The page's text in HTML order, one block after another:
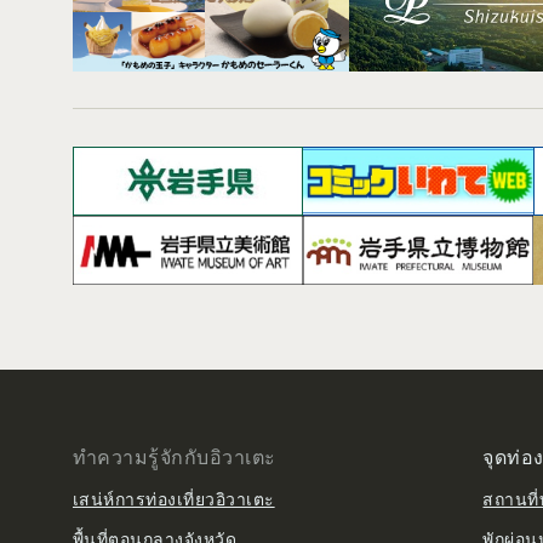
ทำความรู้จักกับอิวาเตะ
เสน่ห์การท่องเที่ยวอิวาเตะ
พื้นที่ตอนกลางจังหวัด
จุดท่อ
สถานที่
พักผ่อน